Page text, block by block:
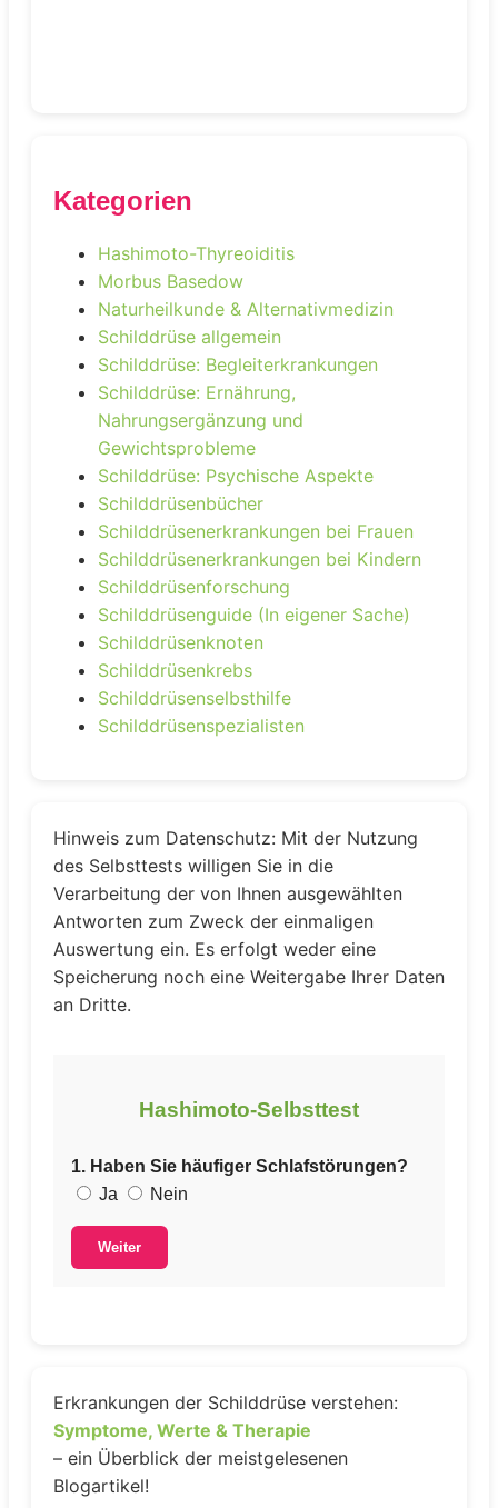
Kategorien
Hashimoto-Thyreoiditis
Morbus Basedow
Naturheilkunde & Alternativmedizin
Schilddrüse allgemein
Schilddrüse: Begleiterkrankungen
Schilddrüse: Ernährung,
Nahrungsergänzung und
Gewichtsprobleme
Schilddrüse: Psychische Aspekte
Schilddrüsenbücher
Schilddrüsenerkrankungen bei Frauen
Schilddrüsenerkrankungen bei Kindern
Schilddrüsenforschung
Schilddrüsenguide (In eigener Sache)
Schilddrüsenknoten
Schilddrüsenkrebs
Schilddrüsenselbsthilfe
Schilddrüsenspezialisten
Hinweis zum Datenschutz: Mit der Nutzung
des Selbsttests willigen Sie in die
Verarbeitung der von Ihnen ausgewählten
Antworten zum Zweck der einmaligen
Auswertung ein. Es erfolgt weder eine
Speicherung noch eine Weitergabe Ihrer Daten
an Dritte.
Hashimoto-Selbsttest
1. Haben Sie häufiger Schlafstörungen?
Ja
Nein
Weiter
Erkrankungen der Schilddrüse verstehen:
Symptome, Werte & Therapie
– ein Überblick der meistgelesenen
Blogartikel!